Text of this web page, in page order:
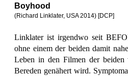
Boyhood
(Richard Linklater, USA 2014) [DCP]
Linklater ist irgendwo seit
ohne einem der beiden damit
Leben in den Filmen der beiden
Bereden genähert wird.